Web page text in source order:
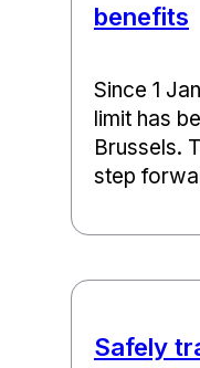
benefits
Since 1
limit has
Brussels.
step
Safely